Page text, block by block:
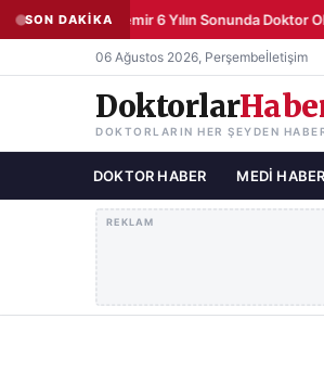
SON DAKİKA
Şemsettin Demir 6 Yılın Sonunda Doktor
06 Ağustos 2026, Perşembeİletişim
Doktorlar
DOKTORLARIN HER ŞEYDEN
DOKTOR HABER MEDI HABER
REKLAM